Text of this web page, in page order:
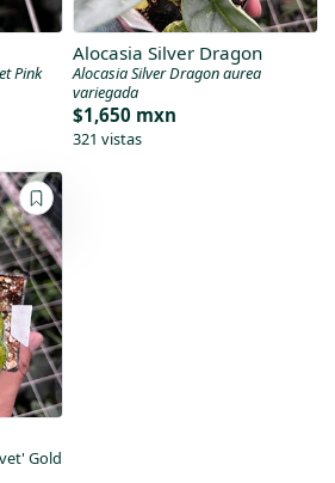
Pink
Alocasia Silver Dragon
Alocasia Silver Dragon aurea
variegada
$1,650 mxn
321 vistas
Gold